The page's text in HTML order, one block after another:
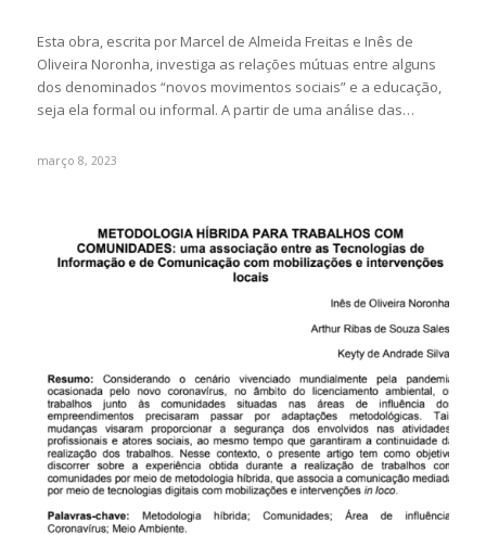
Esta obra, escrita por Marcel de Almeida Freitas e Inês de
Oliveira Noronha, investiga as relações mútuas entre alguns
dos denominados “novos movimentos sociais” e a educação,
seja ela formal ou informal. A partir de uma análise das…
março 8, 2023